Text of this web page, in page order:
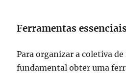
Ferramentas essenciais
Para organizar a coletiva
fundamental obter uma